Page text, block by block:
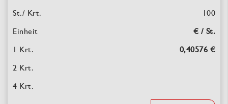
100
€ / St.
0,40576 €